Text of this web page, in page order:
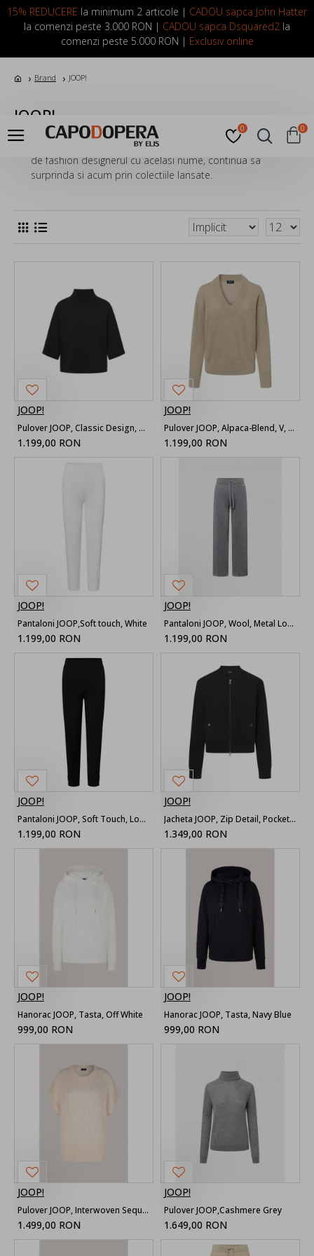
15% REDUCERE la minimum 2 articole | CADOU sapca John Hatter
la comenzi peste 3.000 RON | CADOU sapca Dsquared2 la
comenzi peste 5.000 RON | Exclusiv online
LOGIN INREGISTRARE
0 0
Brand JOOP!
JOOP!
– brandul de lux german care a fost lansat in 1986
de fashion designerul cu acelasi nume, continua sa
surprinda si acum prin colectiile lansate.
JOOP!
Pulover JOOP, Classic Design, Black
1.199,00 RON
JOOP!
Pulover JOOP, Alpaca-Blend, V, Beige
1.199,00 RON
JOOP!
Pantaloni JOOP,Soft touch, White
1.199,00 RON
JOOP!
Pantaloni JOOP, Wool, Metal Look, Grey
1.199,00 RON
JOOP!
Pantaloni JOOP, Soft Touch, Logo Detail, Black
1.199,00 RON
JOOP!
Jacheta JOOP, Zip Detail, Pockets, Classic, Black
1.349,00 RON
JOOP!
Hanorac JOOP, Tasta, Off White
999,00 RON
JOOP!
Hanorac JOOP, Tasta, Navy Blue
999,00 RON
JOOP!
Pulover JOOP, Interwoven Sequins, Alpaka, Beige
1.499,00 RON
JOOP!
Pulover JOOP,Cashmere Grey
1.649,00 RON